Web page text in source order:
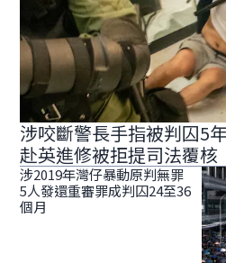
涉咬斷警長手指被判囚5年半 杜啟華出
赴英進修被拒提司法覆核
涉2019年灣仔暴動原判無罪
5人發還重審罪成判囚24至36
個月